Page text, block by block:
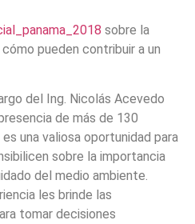
sobre la
pueden contribuir a un
del Ing. Nicolás Acevedo
de más de 130
una valiosa oportunidad para
sobre la importancia
del medio ambiente.
les brinde las
tomar decisiones